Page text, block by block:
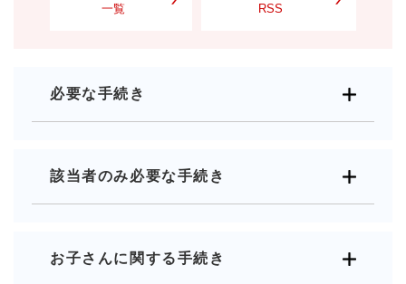
一覧
RSS
必要な手続き
該当者のみ必要な手続き
お子さんに関する手続き